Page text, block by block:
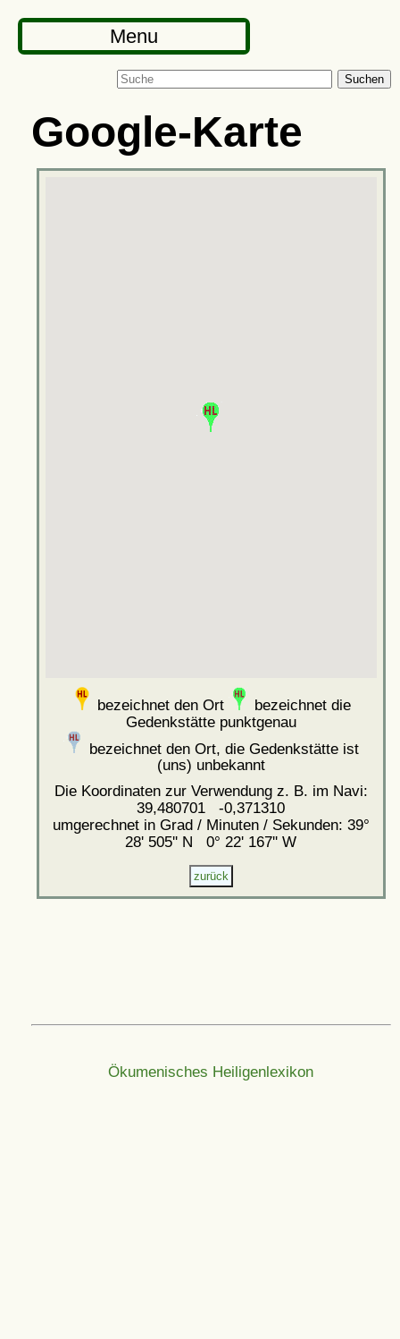
Menu
Suchen
Google-Karte
bezeichnet den Ort
bezeichnet die
Gedenkstätte punktgenau
bezeichnet den Ort, die Gedenkstätte ist
(uns) unbekannt
Die Koordinaten zur Verwendung z. B. im Navi:
39,480701 -0,371310
umgerechnet in Grad / Minuten / Sekunden: 39°
28' 505'' N 0° 22' 167'' W
Ökumenisches Heiligenlexikon